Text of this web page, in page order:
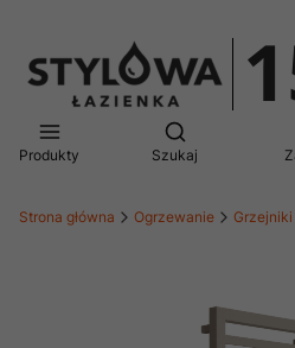
Produkty
Otwórz
Szukaj
Strona główna Ogrzewanie